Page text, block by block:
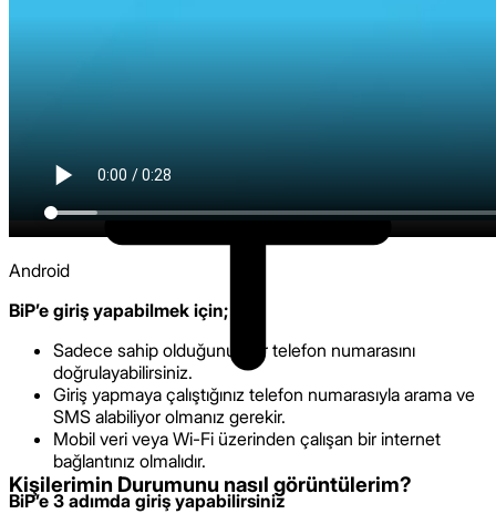
Android
BiP’e giriş yapabilmek için;
Sadece sahip olduğunuz bir telefon numarasını
doğrulayabilirsiniz.
Giriş yapmaya çalıştığınız telefon numarasıyla arama ve
SMS alabiliyor olmanız gerekir.
Mobil veri veya Wi-Fi üzerinden çalışan bir internet
bağlantınız olmalıdır.
BiP’e 3 adımda giriş yapabilirsiniz
Kişilerimin Durumunu nasıl görüntülerim?